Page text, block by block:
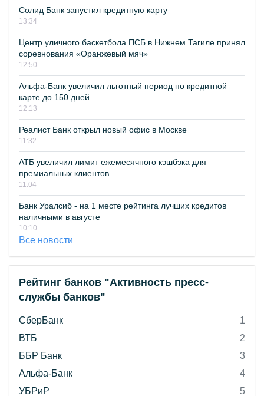
Солид Банк запустил кредитную карту
13:34
Центр уличного баскетбола ПСБ в Нижнем Тагиле принял
соревнования «Оранжевый мяч»
12:50
Альфа-Банк увеличил льготный период по кредитной
карте до 150 дней
12:13
Реалист Банк открыл новый офис в Москве
11:32
АТБ увеличил лимит ежемесячного кэшбэка для
премиальных клиентов
11:04
Банк Уралсиб - на 1 месте рейтинга лучших кредитов
наличными в августе
10:10
Все новости
Рейтинг банков "Активность пресс-
службы банков"
СберБанк
1
ВТБ
2
ББР Банк
3
Альфа-Банк
4
УБРиР
5